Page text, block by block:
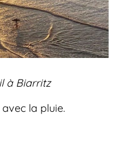
à Biarritz
la pluie.